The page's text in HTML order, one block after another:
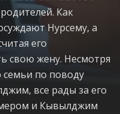
Как
Нурсему, а
его
свою жену. Несмотря
семьи по поводу
все рады за его
и Кывылджим